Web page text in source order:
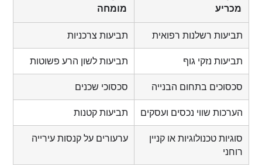
רשלנות רפואית תביעות צרכניות
נזקי גוף תביעות לשון הרע פשוטות
בתחום הבנייה סכסוכי שכנים
שווי נכסים ועסקים תביעות קטנות
או קניין ערעורים על קנסות עירייה